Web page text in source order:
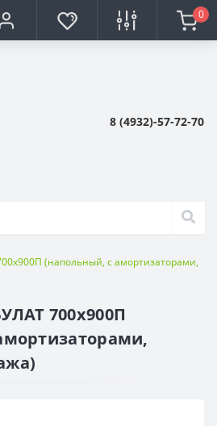
0
8 (4932)-57-72-70
(напольный, с амортизаторами,
700х900П